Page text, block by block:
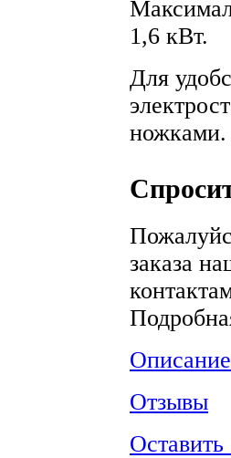
1,6 кВт.
Для
ножками.
заказа
Отзывы
Оставить